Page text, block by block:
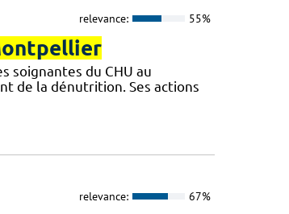
relevance: 55%
soignantes du CHU au
de la dénutrition. Ses actions
relevance: 67%